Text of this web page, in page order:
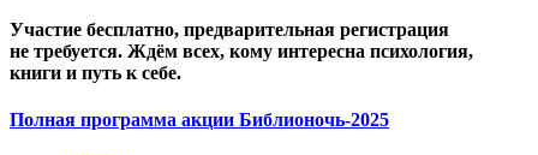
Участие бесплатно, предварительная регистрация
не требуется. Ждём всех, кому интересна психология,
книги и путь к себе.
Полная программа акции Библионочь-2025